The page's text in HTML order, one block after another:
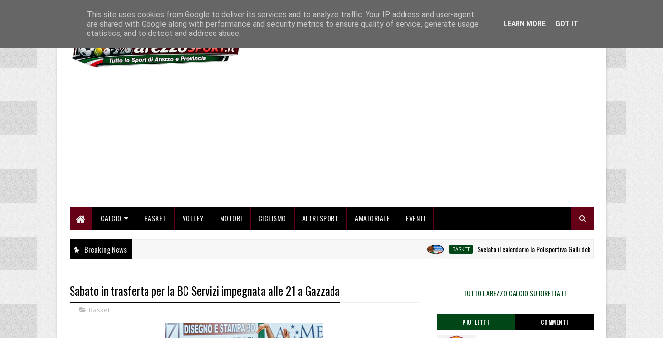
CALCIO BASKET VOLLEY MOTORI CICLISMO ALTRI SPORT AMATORIALE EVENTI
Breaking News BASKET Svelato il calendario la Polisportiva Galli debutta ad Alcamo
Sabato in trasferta per la BC Servizi impegnata alle 21 a Gazzada
Basket
TUTTO L'AREZZO CALCIO SU DIRETTA.IT
PIU' LETTI COMMENTI
This site uses cookies from Google to deliver its services and to analyze traffic. Your IP address and user-agent
are shared with Google along with performance and security metrics to ensure quality of service, generate usage
statistics, and to detect and address abuse.
LEARN MORE GOT IT